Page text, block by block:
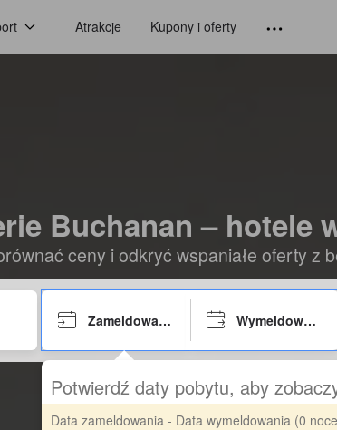
Atrakcje Kupony i oferty
Buchanan – hotele
ceny i odkryć wspaniałe oferty z
Zameldowanie Wymeldowanie
Potwierdź daty pobytu, aby
Data zameldowania - Data wymeldowania (0